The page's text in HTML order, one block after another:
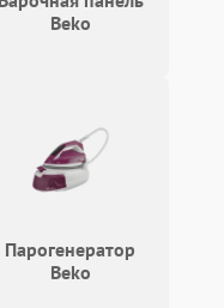
Beko
Парогенератор
Beko